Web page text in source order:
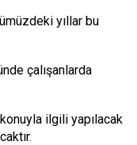
yıllar bu
çalışanlarda
ilgili yapılacak